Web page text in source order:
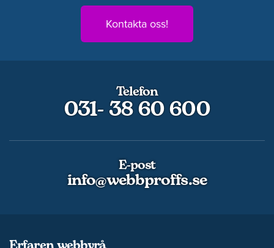
Kontakta oss!
Telefon
031- 38 60 600
E-post
info@webbproffs.se